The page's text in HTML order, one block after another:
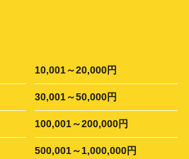
10,001～20,000円
30,001～50,000円
100,001～200,000円
500,001～1,000,000円